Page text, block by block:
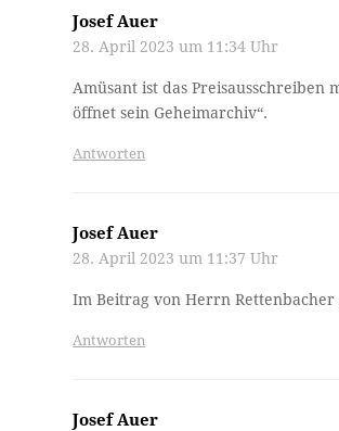
Josef Auer
28. April 2023 um 11:34 Uhr
Amüsant ist das Preisausschreiben
öffnet sein Geheimarchiv“.
Antworten
Josef Auer
28. April 2023 um 11:37 Uhr
Im Beitrag von Herrn
Antworten
Josef Auer